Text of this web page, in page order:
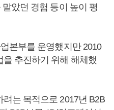
았던 경험 등이 높이 평
본부를 운영했지만 2010
추진하기 위해 해체했
는 목적으로 2017년 B2B